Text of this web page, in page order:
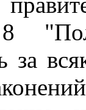
за